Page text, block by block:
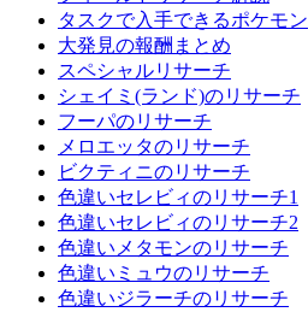
タスクで入手できるポケモン
大発見の報酬まとめ
スペシャルリサーチ
シェイミ(ランド)のリサーチ
フーパのリサーチ
メロエッタのリサーチ
ビクティニのリサーチ
色違いセレビィのリサーチ1
色違いセレビィのリサーチ2
色違いメタモンのリサーチ
色違いミュウのリサーチ
色違いジラーチのリサーチ